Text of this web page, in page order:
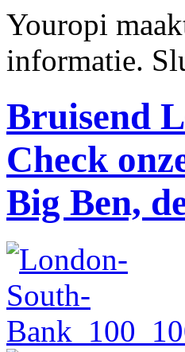
Youropi
informatie.
Bruisend
Check
Big Ben,